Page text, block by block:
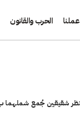
الحرب والقانون
شقيقين جُمع شملهما